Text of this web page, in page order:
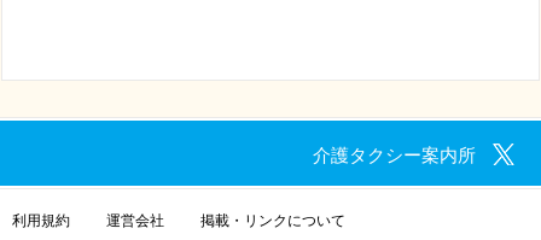
介護タクシー案内所
利用規約 運営会社 掲載・リンクについて